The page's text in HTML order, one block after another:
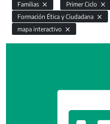
Familias
Primer Ciclo
Formación Ética y Ciudadana
mapa interactivo